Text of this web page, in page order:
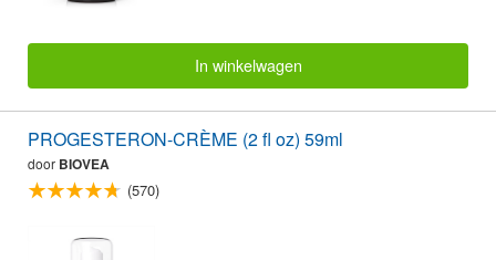
In winkelwagen
PROGESTERON-CRÈME (2 fl oz) 59ml
door BIOVEA
(570)